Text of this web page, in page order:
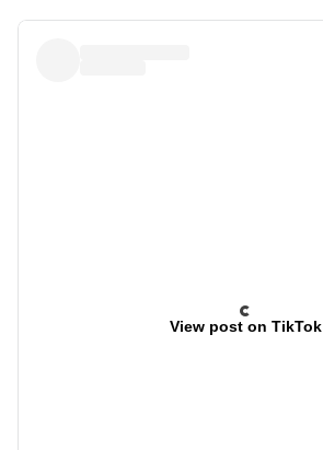
View post on TikTok